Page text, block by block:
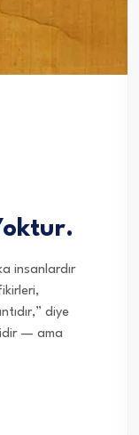
insanlardır
diye
— ama